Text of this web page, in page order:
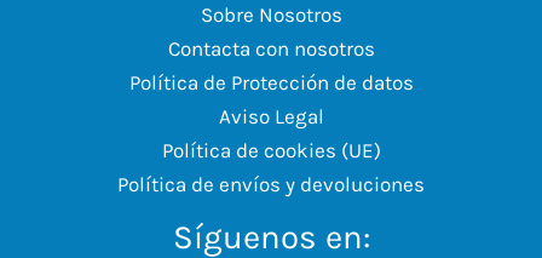
Sobre Nosotros
Contacta con nosotros
Política de Protección de datos
Aviso Legal
Política de cookies (UE)
Política de envíos y devoluciones
Síguenos en: